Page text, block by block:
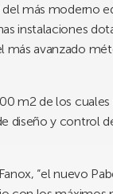
más moderno
instalaciones
avanzado
m2 de los
y control
“el nuevo